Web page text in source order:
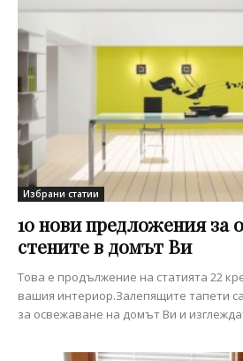
Избрани статии
10 нови предложения за
стените в домът Ви
Това е продължение на статията 22
вашия интериор.Залепящите тапети
за освежаване на домът Ви и